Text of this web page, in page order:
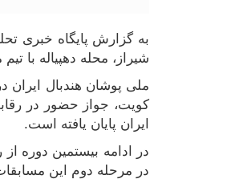
به گزارش پایگاه خبری
شیراز، محله دهپیاله با
ملی ‌پوشان هندبال
کویت، جواز حضور در
ایران پایان یافته است.
در مرحله دوم این